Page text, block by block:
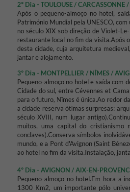
2º Dia - TOULOUSE / CARCASSONNE
Após o pequeno-almoço no hotel,
Património Mundial pela UNESCO,
no século XIX sob direção de Violet-
restaurante local no fim da visita.Após
desta cidade, cuja arquitetura
jantar e alojamento.
3º Dia - MONTPELLIER / NÎMES /
Pequeno-almoço no hotel e saída com
Cidade do sul, entre Cévennes et
para o futuro, Nîmes é única.Ao redor
a cidade reserva ótimas surpresas:
século XVIII, num lugar antigo).
muitos, uma capital do
conclaves).Conserva símbolos
mundo, e a Pont d'Avignon (Saint
ao hotel no fim da visita.Instalação,
4º Dia - AVIGNON / AIX-EN-
Pequeno-almoço no hotel.Em hora a
1300 Km2, um importante pólo